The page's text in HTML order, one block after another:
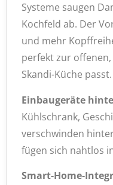
Systeme saugen
Kochfeld ab. Der
und mehr
perfekt zur
Skandi-Küche passt.
Einbaugeräte
Kühlschrank,
verschwinden
fügen sich nahtlos
Smart-Home-